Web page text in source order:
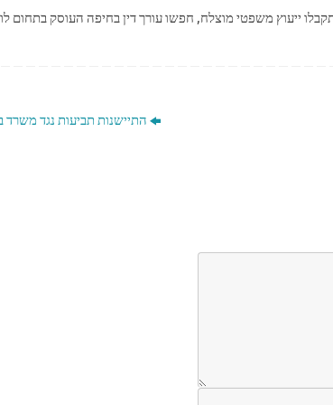
ייעוץ משפטי מוצלח, חפשו עורך דין בחיפה העוסק בתחום
התיישנות תביעות נגד משרד